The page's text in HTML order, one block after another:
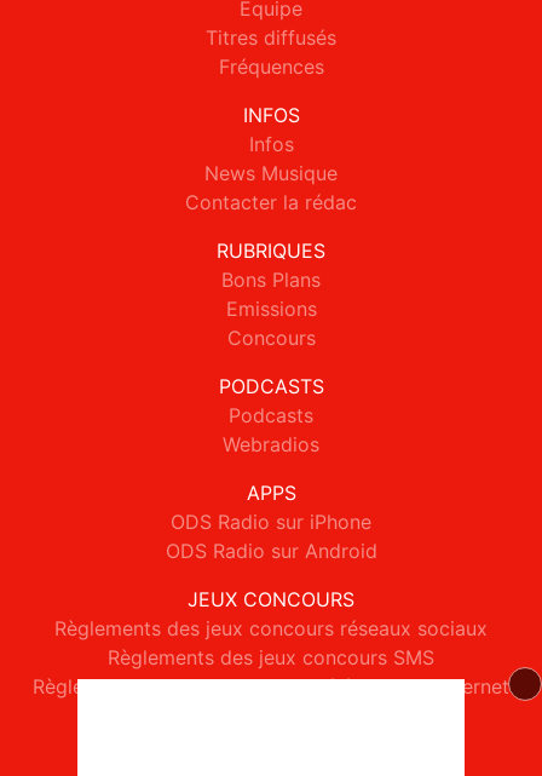
Equipe
Titres diffusés
Fréquences
INFOS
Infos
News Musique
Contacter la rédac
RUBRIQUES
Bons Plans
Emissions
Concours
PODCASTS
Podcasts
Webradios
APPS
ODS Radio sur iPhone
ODS Radio sur Android
JEUX CONCOURS
Règlements des jeux concours réseaux sociaux
Règlements des jeux concours SMS
Règlements des jeux concours téléphone et internet